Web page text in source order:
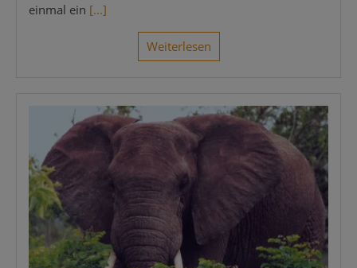
ein­mal ein [...]
Wei­ter­le­sen